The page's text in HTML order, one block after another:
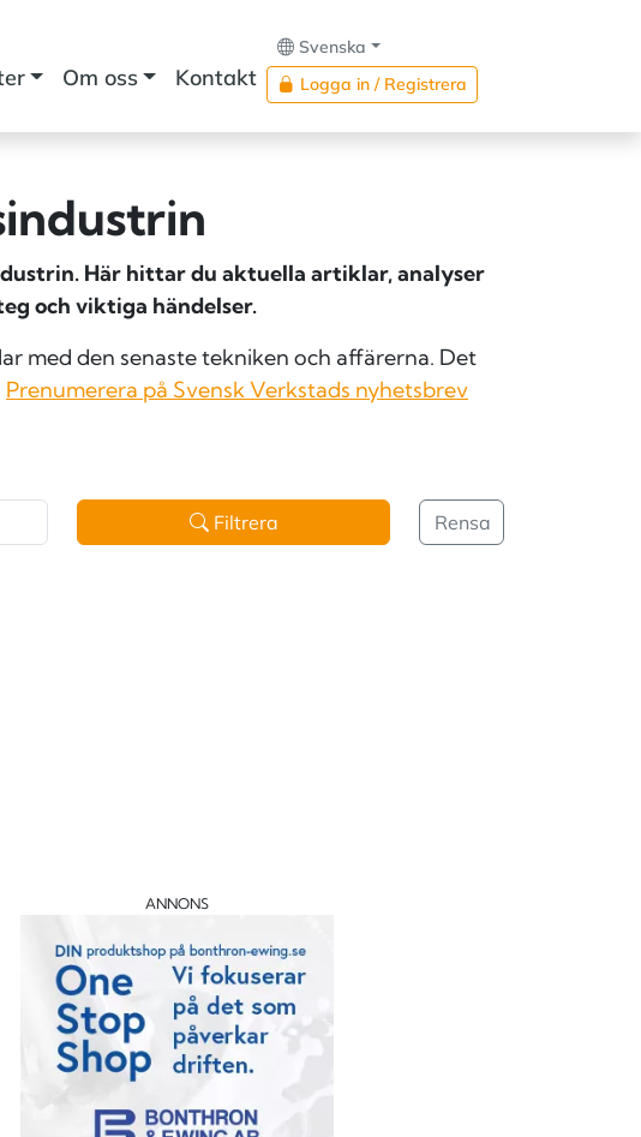
Om oss Kontakt
Svenska
Logga in / Registrera
Här hittar du aktuella artiklar, analyser
och viktiga händelser.
med den senaste tekniken och affärerna. Det
Prenumerera på Svensk Verkstads nyhetsbrev
Filtrera
Rensa
ANNONS